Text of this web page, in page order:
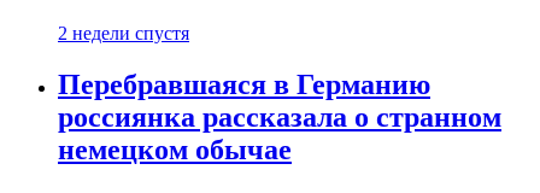
2 недели спустя
Перебравшаяся в Германию
россиянка рассказала о странном
немецком обычае